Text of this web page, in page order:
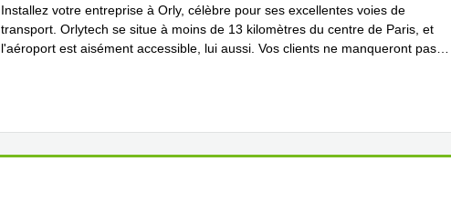
Installez votre entreprise à Orly, célèbre pour ses excellentes voies de
transport. Orlytech se situe à moins de 13 kilomètres du centre de Paris, et
l'aéroport est aisément accessible, lui aussi. Vos clients ne manqueront pas